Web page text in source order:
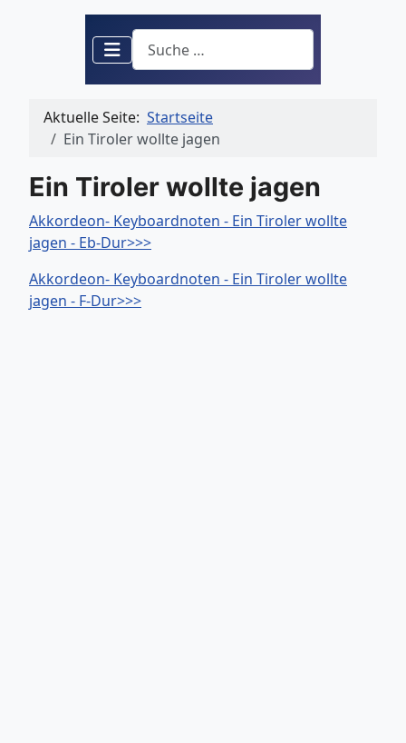
Suchen
Aktuelle Seite: Startseite
Ein Tiroler wollte jagen
Ein Tiroler wollte jagen
Akkordeon- Keyboardnoten - Ein Tiroler wollte
jagen - Eb-Dur>>>
Akkordeon- Keyboardnoten - Ein Tiroler wollte
jagen - F-Dur>>>